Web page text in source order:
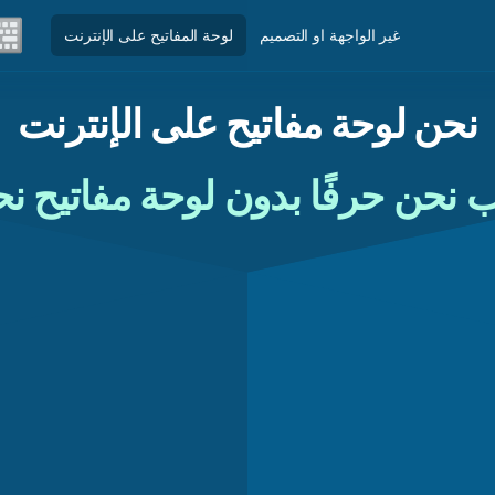
لوحة المفاتيح على الإنترنت غير الواجهة او التصميم
نحن لوحة مفاتيح على الإنترنت
نحن حرفًا بدون لوحة مفاتيح